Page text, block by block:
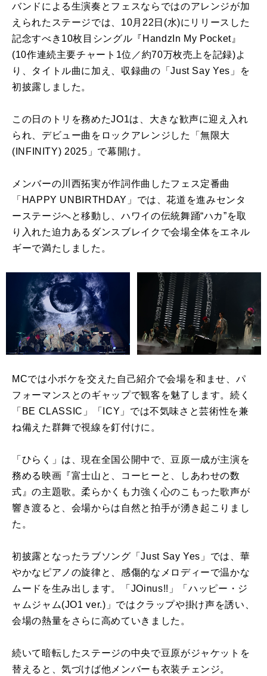
バンドによる生演奏とフェスならではのアレンジが加
えられたステージでは、10月22日(水)にリリースした
記念すべき10枚目シングル『HandzIn My Pocket』
(10作連続主要チャート1位／約70万枚売上を記録)よ
り、タイトル曲に加え、収録曲の「Just Say Yes」を
初披露しました。
この日のトリを務めたJO1は、大きな歓声に迎え入れ
られ、デビュー曲をロックアレンジした「無限大
(INFINITY) 2025」で幕開け。
メンバーの川西拓実が作詞作曲したフェス定番曲
「HAPPY UNBIRTHDAY」では、花道を進みセンタ
ーステージへと移動し、ハワイの伝統舞踊“ハカ”を取
り入れた迫力あるダンスブレイクで会場全体をエネル
ギーで満たしました。
MCでは小ボケを交えた自己紹介で会場を和ませ、パ
フォーマンスとのギャップで観客を魅了します。続く
「BE CLASSIC」「ICY」では不気味さと芸術性を兼
ね備えた群舞で視線を釘付けに。
「ひらく」は、現在全国公開中で、豆原一成が主演を
務める映画『富士山と、コーヒーと、しあわせの数
式』の主題歌。柔らかくも力強く心のこもった歌声が
響き渡ると、会場からは自然と拍手が湧き起こりまし
た。
初披露となったラブソング「Just Say Yes」では、華
やかなピアノの旋律と、感傷的なメロディーで温かな
ムードを生み出します。「JOinus!!」「ハッピー・ジ
ャムジャム(JO1 ver.)」ではクラップや掛け声を誘い、
会場の熱量をさらに高めていきました。
続いて暗転したステージの中央で豆原がジャケットを
替えると、気づけば他メンバーも衣装チェンジ。